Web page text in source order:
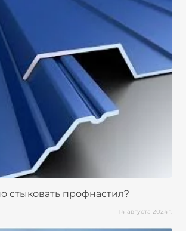
стыковать профнастил?
14 августа 2024г.